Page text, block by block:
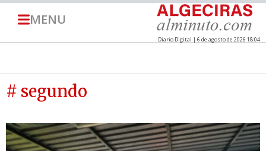
MENU
Diario Digital | 6 de agosto de 2026 18:04
# segundo